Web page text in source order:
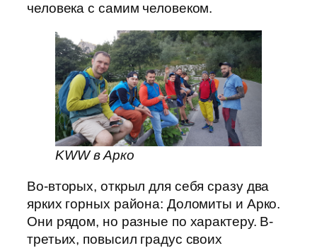
человека с самим человеком.
KWW в Арко
Во-вторых, открыл для себя сразу два
ярких горных района: Доломиты и Арко.
Они рядом, но разные по характеру. В-
третьих, повысил градус своих